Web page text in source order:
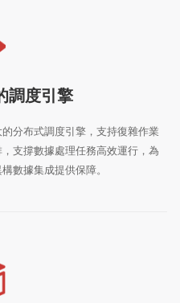
調度引擎
分布式調度引擎，支持復雜作業
支撐數據處理任務高效運行，為
數據集成提供保障。